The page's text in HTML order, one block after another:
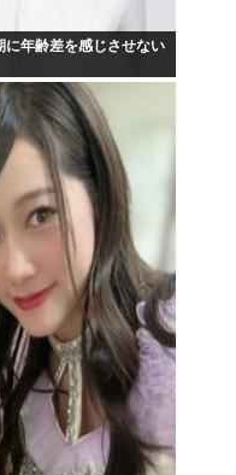
に年齢差を感じさせない